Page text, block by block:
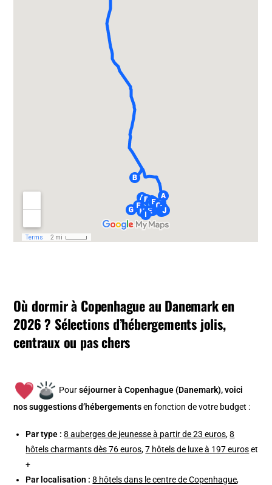
Où dormir à Copenhague au Danemark en
2026 ? Sélections d’hébergements jolis,
centraux ou pas chers
Pourséjourner à Copenhague (Danemark), voici
nos suggestions d’hébergements en fonction de votre budget :
Par type :8 auberges de jeunesse à partir de 23 euros,8
hôtels charmants dès 76 euros,7 hôtels de luxe à 197 euroset
+
Par localisation :8 hôtels dans le centre de Copenhague,